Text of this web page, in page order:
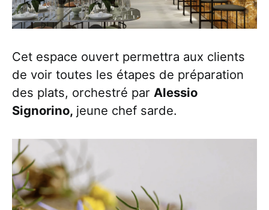
Cet espace ouvert permettra aux clients
de voir toutes les étapes de préparation
des plats, orchestré par Alessio
Signorino, jeune chef sarde.